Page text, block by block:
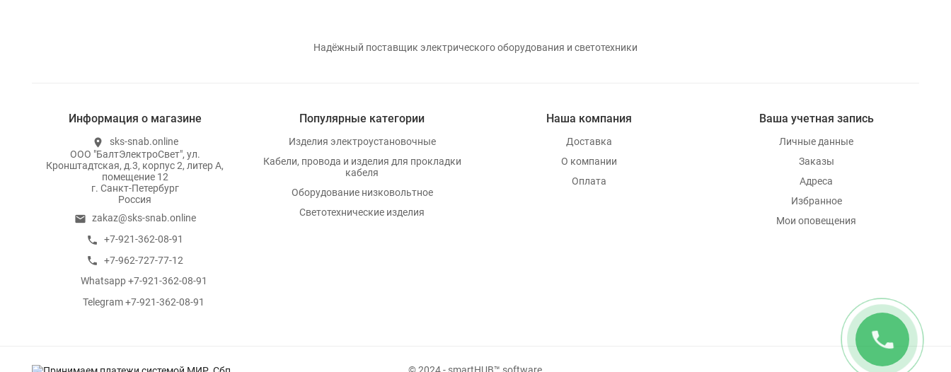
Надёжный поставщик электрического оборудования и светотехники
Информация о магазине
location_on
sks-snab.online
ООО "БалтЭлектроСвет", ул.
Кронштадтская, д.3, корпус 2, литер А,
помещение 12
г. Санкт-Петербург
Россия
email zakaz@sks-snab.online
call +7-921-362-08-91
call +7-962-727-77-12
whatsapp
Whatsapp +7-921-362-08-91
whatsapp
Telegram +7-921-362-08-91
Популярные категории
Изделия электроустановочные
Кабели, провода и изделия для прокладки
кабеля
Оборудование низковольтное
Светотехнические изделия
Наша компания
Доставка
О компании
Оплата
Ваша учетная запись
Личные данные
Заказы
Адреса
Избранное
Мои оповещения
phone